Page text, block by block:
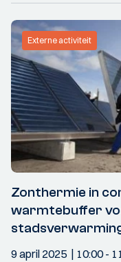
Externe activiteit
Zonthermie in
warmtebuffer
9 april 2025 10:00-